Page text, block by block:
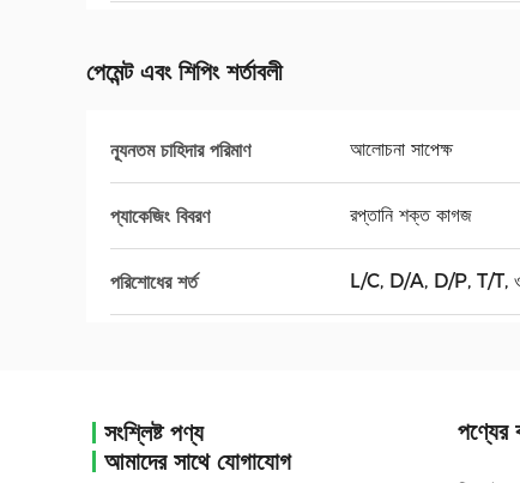
পেমেন্ট এবং শিপিং শর্তাবলী
ন্যূনতম চাহিদার পরিমাণ আলোচনা সাপেক্ষ
প্যাকেজিং বিবরণ রপ্তানি শক্ত কাগজ
পরিশোধের শর্ত L/C, D/A, D/P, T/T,
সংশ্লিষ্ট পণ্য
আমাদের সাথে যোগাযোগ
পণ্যের